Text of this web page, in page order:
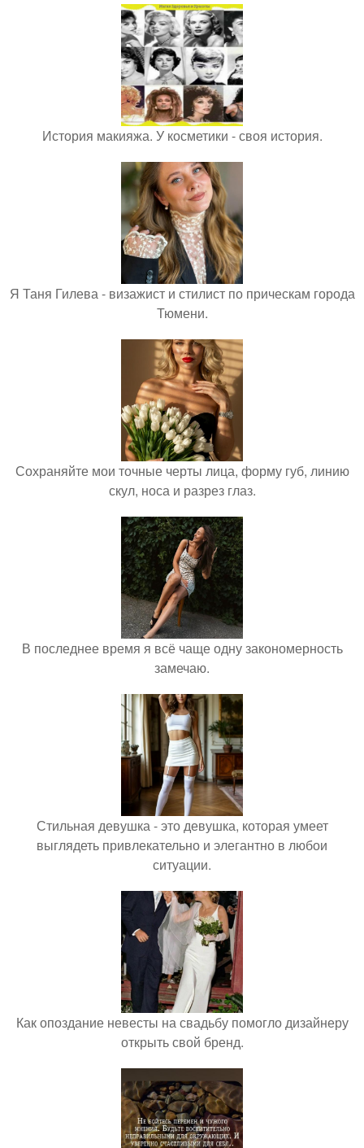
История макияжа. У косметики - своя история.
Я Таня Гилева - визажист и стилист по прическам города
Тюмени.
Сохраняйте мои точные черты лица, форму губ, линию
скул, носа и разрез глаз.
В последнее время я всё чаще одну закономерность
замечаю.
Стильная девушка - это девушка, которая умеет
выглядеть привлекательно и элегантно в любои
ситуации.
Как опоздание невесты на свадьбу помогло дизайнеру
открыть свой бренд.